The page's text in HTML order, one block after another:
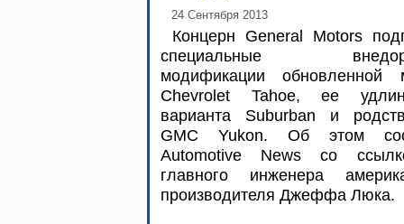
24 Сентября 2013
Концерн General Motors
специальные
модификации обновленной
Chevrolet Tahoe, ее
варианта Suburban и
GMC Yukon. Об этом
Automotive News со
главного инженера
производителя Джеффа Люка.